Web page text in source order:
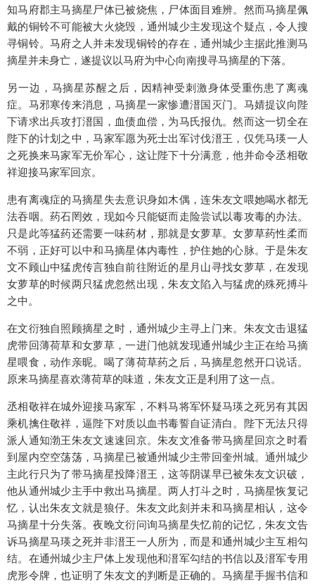
知马府郡主马摘星尸体已被烧焦，尸体面目难辨。然而马摘星佩
戴的铜铃不可能被大火烧毁，通州城少主发现这个疑点，令人搜
寻铜铃。马府之人并未发现铜铃的存在，通州城少主据此推测马
摘星并未身亡，遂提议以马府为中心向南搜寻马摘星的下落。
另一边，马摘星苏醒之后，因精神受刺激身体受重伤患了离魂
症。马邪寒传来消息，马摘星一家惨遭溍国灭门。马婧提议向陛
下请求出兵攻打溍国，血债血偿，为马氏报仇。然而这一切全在
陛下的计划之中，马家军愿为死士出军讨伐溍王，仅凭马瑛一人
之死换来马家军无价军心，这让陛下十分满意，他并命令丞相敬
祥迎接马家军回京。
患有离魂症的马摘星失去意识身如木偶，连朱友文喂她喝水都无
法吞咽。药石罔效，现如今只能铤而走险尝试以毒攻毒的办法。
只是此等猛药还需要一味药材，那就是女萝草。女萝草药性柔而
不弱，正好可以中和马摘星体内毒性，护住她的心脉。于是朱友
文不顾山中猛虎传言独自前往附近的星月山寻找女萝草，在发现
女萝草的时候两只猛虎忽然出现，朱友文陷入与猛虎的殊死搏斗
之中。
在文衍独自照顾摘星之时，通州城少主寻上门来。朱友文击退猛
虎带回薄荷草和女萝草，一进门他就发现通州城少主正在给马摘
星喂食，动作亲昵。喝了薄荷草药之后，马摘星忽然开口说话。
原来马摘星喜欢薄荷草的味道，朱友文正是利用了这一点。
丞相敬祥在城外迎接马家军，不料马将军怀疑马瑛之死另有其因
乘机擒住敬祥，逼陛下对质以血书毒誓自证清白。陛下无法只得
派人通知渤王朱友文速速回京。朱友文准备带马摘星回京之时看
到屋内空空荡荡，马摘星已被通州城少主带回奎州城。通州城少
主此行只为了带马摘星投降溍王，这等阴谋早已被朱友文识破，
他从通州城少主手中救出马摘星。两人打斗之时，马摘星恢复记
忆，认出朱友文就是狼仔。朱友文此刻并未和马摘星相认，这令
马摘星十分失落。夜晚文衍问询马摘星失忆前的记忆，朱友文告
诉马摘星马瑛之死并非溍王一人所为，而是和通州城少主互相勾
结。在通州城少主尸体上发现他和溍军勾结的书信以及溍军专用
虎形令牌，也证明了朱友文的判断是正确的。马摘星手握书信和